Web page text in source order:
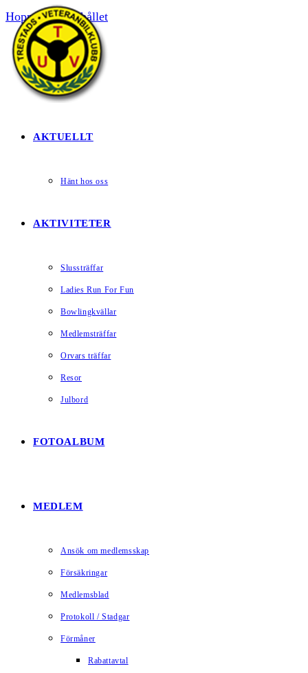
Hoppa till innehållet
HEM
AKTUELLT
Hänt hos oss
AKTIVITETER
Slussträffar
Ladies Run For Fun
Bowlingkvällar
Medlemsträffar
Orvars träffar
Resor
Julbord
FOTOALBUM
MEDLEM
Ansök om medlemsskap
Försäkringar
Medlemsblad
Protokoll / Stadgar
Förmåner
Rabattavtal